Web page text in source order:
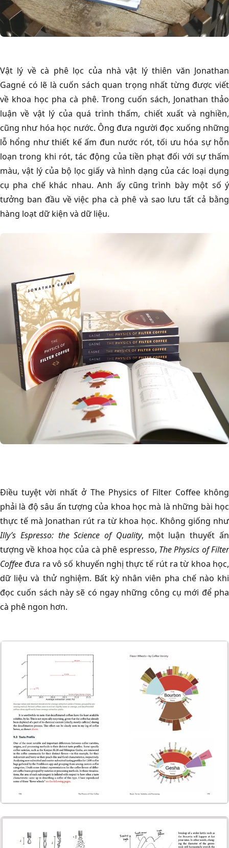
Vật lý về cà phê lọc của nhà vật lý thiên văn Jonathan
Gagné có lẽ là cuốn sách quan trọng nhất từng được viết
về khoa học pha cà phê. Trong cuốn sách, Jonathan thảo
luận về vật lý của quá trình thấm, chiết xuất và nghiền,
cũng như hóa học nước. Ông đưa người đọc xuống những
lỗ hổng như thiết kế ấm đun nước rót, tối ưu hóa sự hỗn
loạn trong khi rót, tác động của tiền phạt đối với sự thấm
màu, vật lý của bộ lọc giấy và hình dạng của các loại dụng
cụ pha chế khác nhau. Anh ấy cũng trình bày một số ý
tưởng ban đầu về việc pha cà phê và sao lưu tất cả bằng
hàng loạt dữ kiện và dữ liệu.
Điều tuyệt vời nhất ở The Physics of Filter Coffee không
phải là độ sâu ấn tượng của khoa học mà là những bài học
thực tế mà Jonathan rút ra từ khoa học. Không giống như
Illy’s Espresso: the Science of Quality, một luận thuyết ấn
tượng về khoa học của cà phê espresso, The Physics of Filter
Coffeeđưa ra vô số khuyến nghị thực tế rút ra từ khoa học,
dữ liệu và thử nghiệm. Bất kỳ nhân viên pha chế nào khi
đọc cuốn sách này sẽ có ngay những công cụ mới để pha
cà phê ngon hơn.